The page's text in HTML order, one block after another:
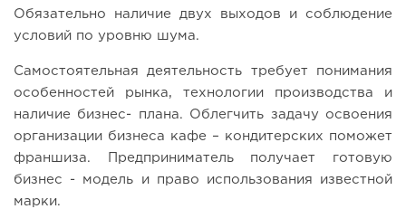
Обязательно наличие двух выходов и соблюдение
условий по уровню шума.
Самостоятельная деятельность требует понимания
особенностей рынка, технологии производства и
наличие бизнес- плана. Облегчить задачу освоения
организации бизнеса кафе – кондитерских поможет
франшиза. Предприниматель получает готовую
бизнес - модель и право использования известной
марки.